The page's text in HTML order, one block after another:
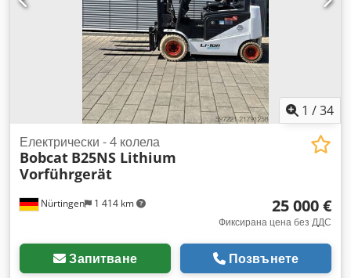
1 /34
Nürtingen 1 414 km
Електрически - 4 колела
Bobcat B25NS Lithium
Vorführgerät
25 000 €
Фиксирана цена без ДДС
Запитване Позвънете